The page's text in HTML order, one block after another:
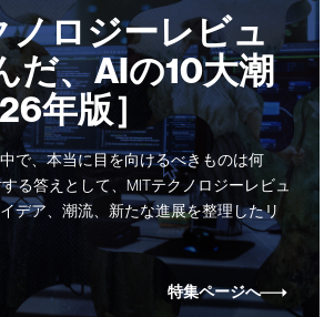
ノロジーレビュ
だ、AIの10大潮
年版］
で、本当に目を向けるべきものは何
る答えとして、MITテクノロジーレビュ
デア、潮流、新たな進展を整理したリ
特集ページへ